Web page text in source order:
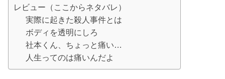
レビュー（ここからネタバレ）
実際に起きた殺人事件とは
ボディを透明にしろ
社本くん、ちょっと痛い…
人生ってのは痛いんだよ